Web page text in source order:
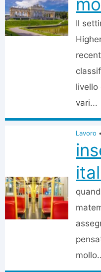
Il
livello
vari...
Lavoro •